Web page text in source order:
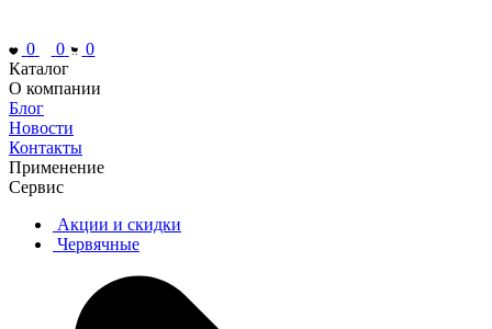
0 0
0
Каталог
О компании
Блог
Новости
Контакты
Применение
Сервис
Акции и скидки
Червячные